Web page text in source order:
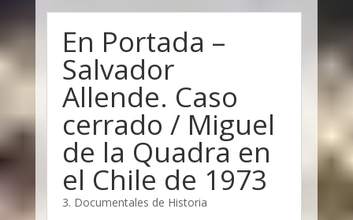
En Portada –
Salvador
Allende. Caso
cerrado / Miguel
de la Quadra en
el Chile de 1973
3. Documentales de Historia